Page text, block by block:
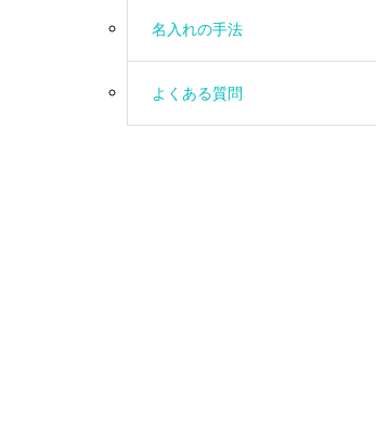
名入れの手法
よくある質問